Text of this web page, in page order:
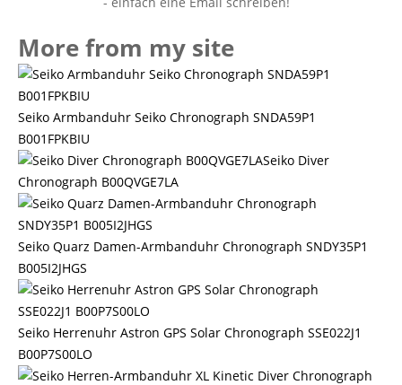
More from my site
Seiko Armbanduhr Seiko Chronograph SNDA59P1
B001FPKBIU
Seiko Diver
Chronograph B00QVGE7LA
Seiko Quarz Damen-Armbanduhr Chronograph SNDY35P1
B005I2JHGS
Seiko Herrenuhr Astron GPS Solar Chronograph SSE022J1
B00P7S00LO